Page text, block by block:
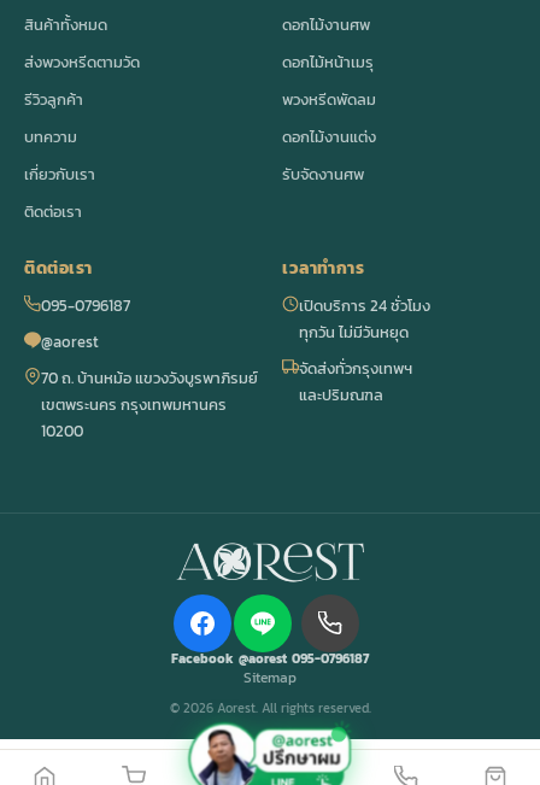
สินค้าทั้งหมด
ส่งพวงหรีดตามวัด
รีวิวลูกค้า
บทความ
เกี่ยวกับเรา
ติดต่อเรา
ดอกไม้งานศพ
ดอกไม้หน้าเมรุ
พวงหรีดพัดลม
ดอกไม้งานแต่ง
รับจัดงานศพ
ติดต่อเรา
095-0796187
@aorest
70 ถ. บ้านหม้อ แขวงวังบูรพาภิรมย์
เขตพระนคร กรุงเทพมหานคร
10200
เวลาทำการ
เปิดบริการ 24 ชั่วโมง
ทุกวัน ไม่มีวันหยุด
จัดส่งทั่วกรุงเทพฯ
และปริมณฑล
Facebook @aorest 095-0796187
Sitemap
© 2026 Aorest. All rights reserved.